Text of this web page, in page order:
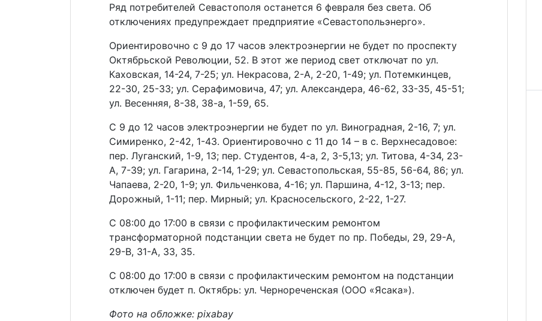
Ряд потребителей Севастополя останется 6 февраля без света. Об
отключениях предупреждает предприятие «Севастопольэнерго».
Ориентировочно с 9 до 17 часов электроэнергии не будет по проспекту
Октябрьской Революции, 52. В этот же период свет отключат по ул.
Каховская, 14-24, 7-25; ул. Некрасова, 2-А, 2-20, 1-49; ул. Потемкинцев,
22-30, 25-33; ул. Серафимовича, 47; ул. Александера, 46-62, 33-35, 45-51;
ул. Весенняя, 8-38, 38-а, 1-59, 65.
С 9 до 12 часов электроэнергии не будет по ул. Виноградная, 2-16, 7; ул.
Симиренко, 2-42, 1-43. Ориентировочно с 11 до 14 – в с. Верхнесадовое:
пер. Луганский, 1-9, 13; пер. Студентов, 4-а, 2, 3-5,13; ул. Титова, 4-34, 23-
А, 7-39; ул. Гагарина, 2-14, 1-29; ул. Севастопольская, 55-85, 56-64, 86; ул.
Чапаева, 2-20, 1-9; ул. Фильченкова, 4-16; ул. Паршина, 4-12, 3-13; пер.
Дорожный, 1-11; пер. Мирный; ул. Красносельского, 2-22, 1-27.
С 08:00 до 17:00 в связи с профилактическим ремонтом
трансформаторной подстанции света не будет по пр. Победы, 29, 29-А,
29-В, 31-А, 33, 35.
С 08:00 до 17:00 в связи с профилактическим ремонтом на подстанции
отключен будет п. Октябрь: ул. Чернореченская (ООО «Ясака»).
Фото на обложке: pixabay